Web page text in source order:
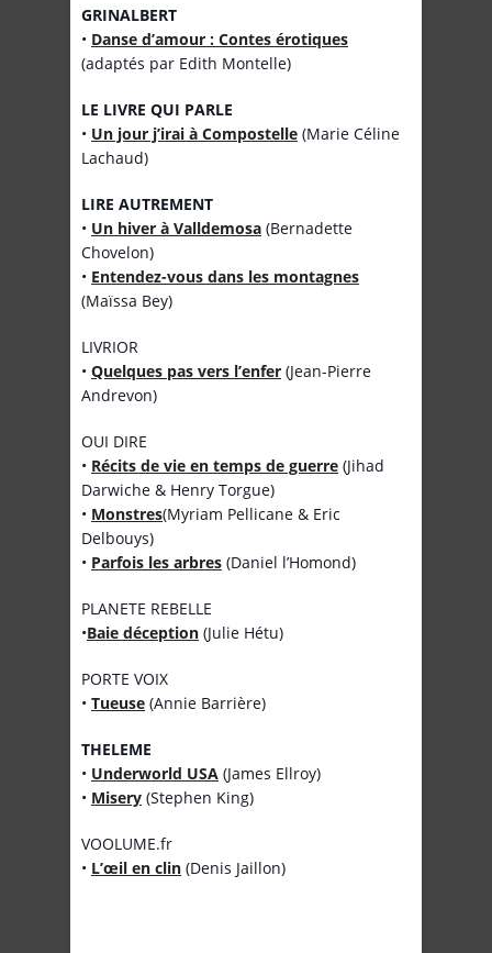
GRINALBERT
• Danse d’amour : Contes érotiques
(adaptés par Edith Montelle)
LE LIVRE QUI PARLE
• Un jour j’irai à Compostelle (Marie Céline
Lachaud)
LIRE AUTREMENT
• Un hiver à Valldemosa (Bernadette
Chovelon)
• Entendez-vous dans les montagnes
(Maïssa Bey)
LIVRIOR
• Quelques pas vers l’enfer (Jean-Pierre
Andrevon)
OUI DIRE
• Récits de vie en temps de guerre (Jihad
Darwiche & Henry Torgue)
• Monstres(Myriam Pellicane & Eric
Delbouys)
• Parfois les arbres (Daniel l’Homond)
PLANETE REBELLE
•Baie déception (Julie Hétu)
PORTE VOIX
• Tueuse (Annie Barrière)
THELEME
• Underworld USA (James Ellroy)
• Misery (Stephen King)
VOOLUME.fr
• L’œil en clin (Denis Jaillon)